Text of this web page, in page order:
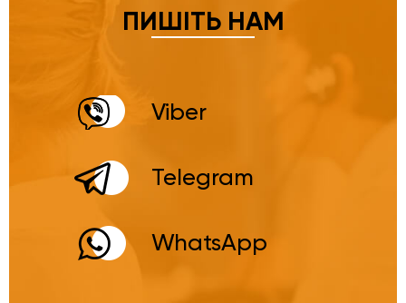
ПИШІТЬ НАМ
Viber
Telegram
WhatsApp